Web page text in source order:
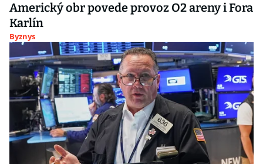
Americký obr povede provoz O2 areny i Fora
Karlín
Byznys